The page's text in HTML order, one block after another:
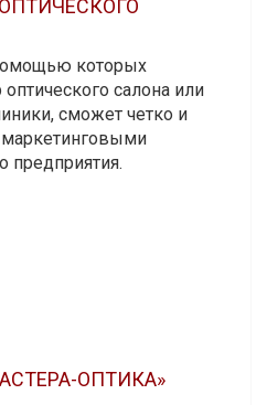
которых
салона или
сможет четко и
маркетинговыми
предприятия.
ОПТИКА»